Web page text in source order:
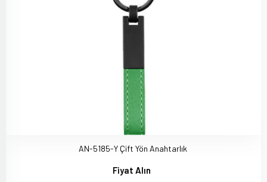
AN-5185-Y Çift Yön Anahtarlık
Fiyat Alın